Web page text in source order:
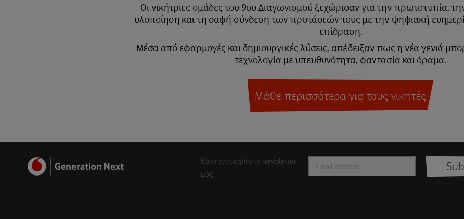
Οι νικήτριες ομάδες του 9ου Διαγωνισμού ξεχώρισαν για την πρωτοτυπία,
υλοποίηση και τη σαφή σύνδεση των προτάσεών τους με την ψηφιακή
επίδραση.
Μέσα από εφαρμογές και δημιουργικές λύσεις, απέδειξαν πως η νέα γενιά
τεχνολογία με υπευθυνότητα, φαντασία και όραμα.
Μάθε περισσότερα για τους νικητές
Κάνε εγγραφή στο newsletter
μας